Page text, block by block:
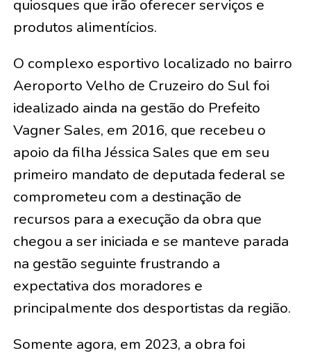
quiosques que irão oferecer serviços e
produtos alimentícios.
O complexo esportivo localizado no bairro
Aeroporto Velho de Cruzeiro do Sul foi
idealizado ainda na gestão do Prefeito
Vagner Sales, em 2016, que recebeu o
apoio da filha Jéssica Sales que em seu
primeiro mandato de deputada federal se
comprometeu com a destinação de
recursos para a execução da obra que
chegou a ser iniciada e se manteve parada
na gestão seguinte frustrando a
expectativa dos moradores e
principalmente dos desportistas da região.
Somente agora, em 2023, a obra foi